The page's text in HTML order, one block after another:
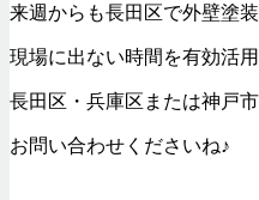
来週からも長田区で外壁塗
現場に出ない時間を有効活
長田区・兵庫区または神戸
お問い合わせくださいね♪